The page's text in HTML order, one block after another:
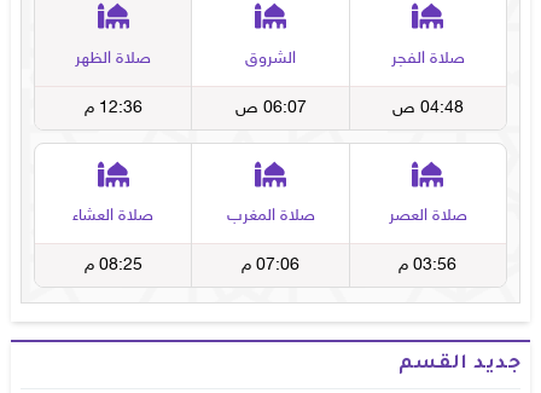
جديد القسم